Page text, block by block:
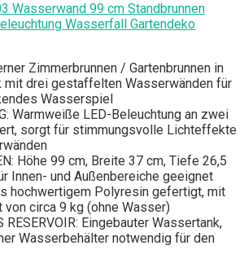
Wasserwand 99 cm Standbrunnen
Wasserfall Gartendeko
Zimmerbrunnen / Gartenbrunnen in
mit drei gestaffelten Wasserwänden für
Wasserspiel
Warmweiße LED-Beleuchtung an zwei
sorgt für stimmungsvolle Lichteffekte
Höhe 99 cm, Breite 37 cm, Tiefe 26,5
Innen- und Außenbereiche geeignet
hochwertigem Polyresin gefertigt, mit
von circa 9 kg (ohne Wasser)
RESERVOIR: Eingebauter Wassertank,
Wasserbehälter notwendig für den